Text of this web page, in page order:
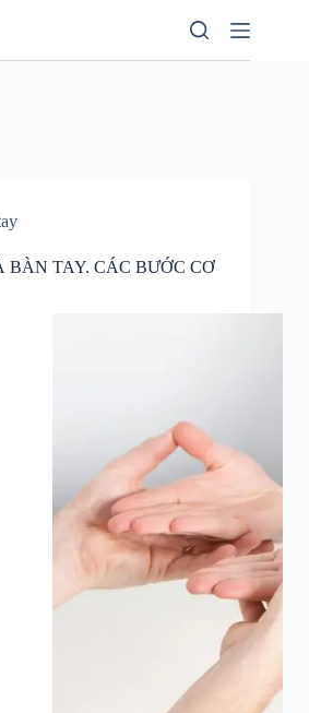
BÀN TAY. CÁC BƯỚC CƠ